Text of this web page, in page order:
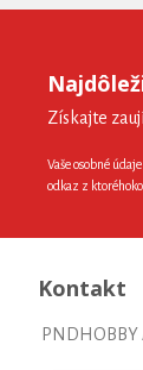
Získajte
Vaše osobné
odkaz z
Kontakt
PNDHOBBY